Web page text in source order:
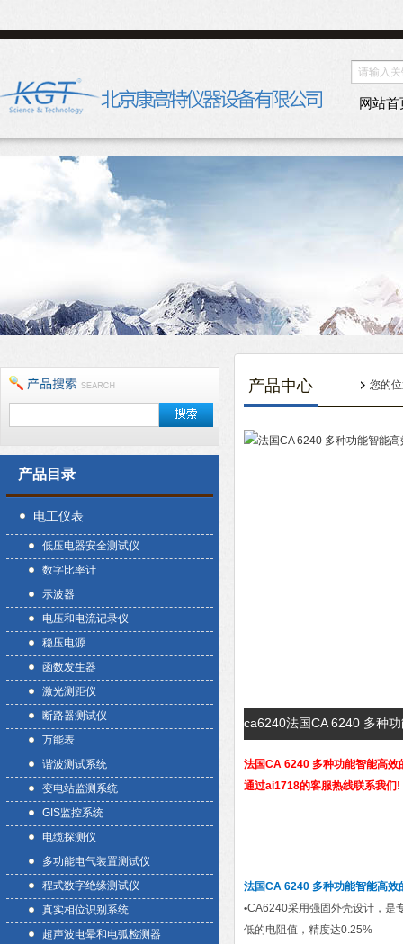
网站首
产品目录
电工仪表
低压电器安全测试仪
数字比率计
示波器
电压和电流记录仪
稳压电源
函数发生器
激光测距仪
断路器测试仪
万能表
谐波测试系统
变电站监测系统
GIS监控系统
电缆探测仪
多功能电气装置测试仪
程式数字绝缘测试仪
真实相位识别系统
超声波电晕和电弧检测器
产品中心 您的
ca6240法国CA 6240 多种
法国CA 6240 多种功能智能高效
通过ai1718的客服热线联系我们!
法国CA 6240 多种功能智能高效
•CA6240采用强固外壳设计，是
低的电阻值，精度达0.25%